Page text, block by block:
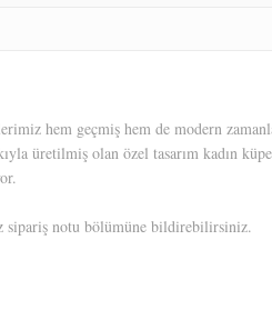
hem geçmiş hem de modern
üretilmiş olan özel tasarım kadın
sipariş notu bölümüne bildirebilirsiniz.